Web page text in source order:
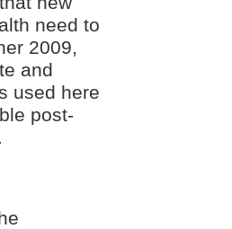
need to
2009,
and
used here
post-